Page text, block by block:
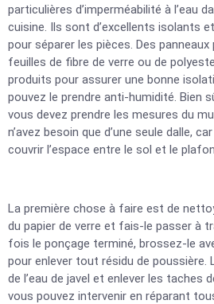
particulières d’imperméabilité à l’eau
cuisine. Ils sont d’excellents isolants
pour séparer les pièces. Des
feuilles de fibre de verre ou de
produits pour assurer une bonne
pouvez le prendre anti-humidité. Bien
vous devez prendre les mesures du
n’avez besoin que d’une seule dalle,
couvrir l’espace entre le sol et le
La première chose à faire est de
du papier de verre et fais-le passer à
fois le ponçage terminé, brossez-le
pour enlever tout résidu de poussière.
de l’eau de javel et enlever les taches
vous pouvez intervenir en réparant